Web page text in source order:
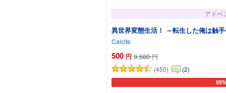
アドベ
異世界変態生活！ ～転生した俺は触
Calcite
500 円 9,680 円
(450)
(2)
カー